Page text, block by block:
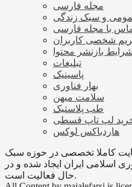
مجله فارسی
و سبک زندگی
با مجله فارسی
شخصی کاربران
شرایط بازنشر محتوا
تبلیغات
پاسینیک
بهار فناوری
سلامت میهن
طب پلاستیک
لپ تاپ قسطی
هاردباکس لوکس
کاملا تخصصی در حوزه سبک
اسلامی ایران ایجاد شده و در
حال فعالیت است.